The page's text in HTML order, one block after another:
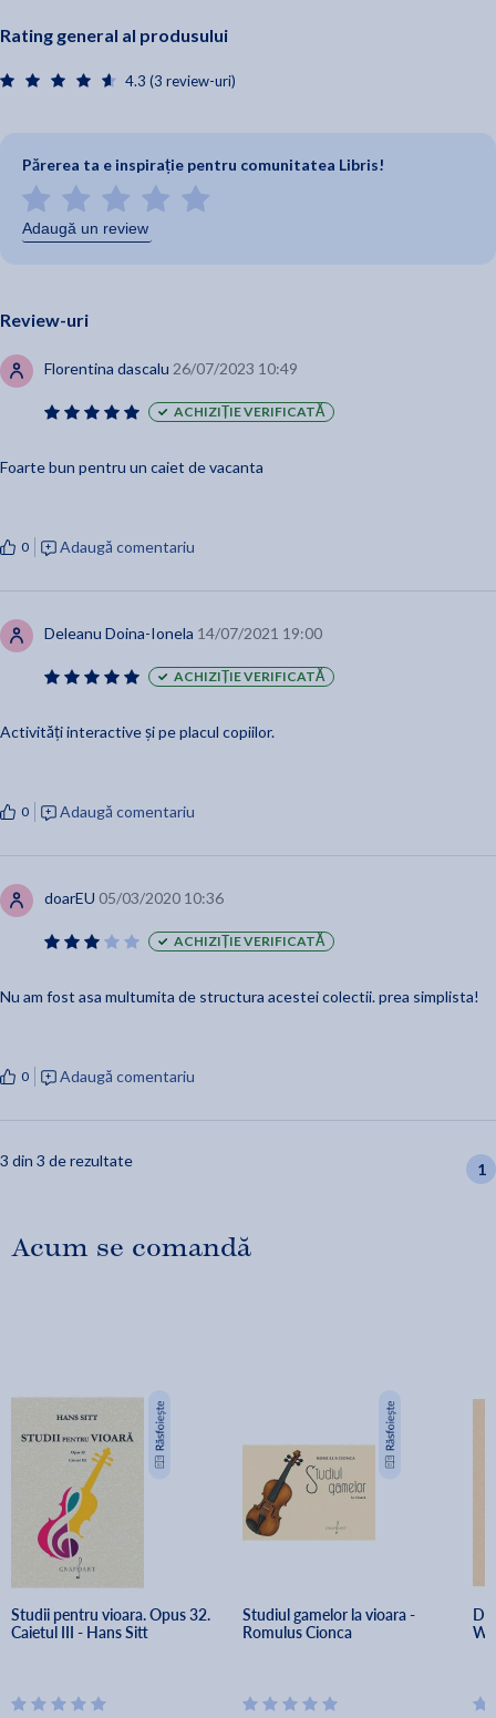
Rating general al produsului
4.3 (3 review-uri)
Părerea ta e inspirație pentru comunitatea Libris!
Adaugă un review
Review-uri
Florentina dascalu 26/07/2023 10:49
ACHIZIȚIE VERIFICATĂ
Foarte bun pentru un caiet de vacanta
0 Adaugă comentariu
Deleanu Doina-Ionela 14/07/2021 19:00
ACHIZIȚIE VERIFICATĂ
Activități interactive și pe placul copiilor.
0 Adaugă comentariu
doarEU 05/03/2020 10:36
ACHIZIȚIE VERIFICATĂ
Nu am fost asa multumita de structura acestei colectii. prea simplista!
0 Adaugă comentariu
3 din 3 de rezultate 1
Acum se comandă
Studii pentru vioara. Opus 32.
Caietul III - Hans Sitt
Studiul gamelor la vioara -
Romulus Cionca